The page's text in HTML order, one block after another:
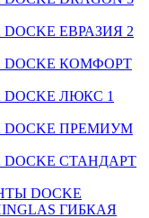
ЕВРАЗИЯ 2
КОМФОРТ
ЛЮКС 1
ПРЕМИУМ
СТАНДАРТ
DOCKE
ГИБКАЯ